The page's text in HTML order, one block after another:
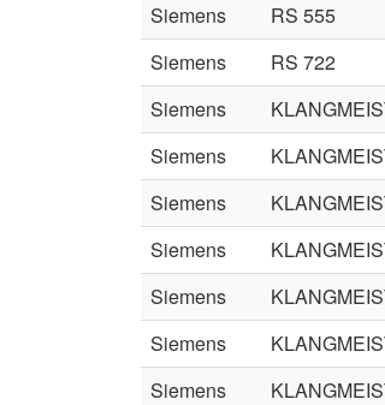
Siemens
RS 555
Siemens
RS 722
Siemens
Siemens
Siemens
Siemens
Siemens
Siemens
Siemens